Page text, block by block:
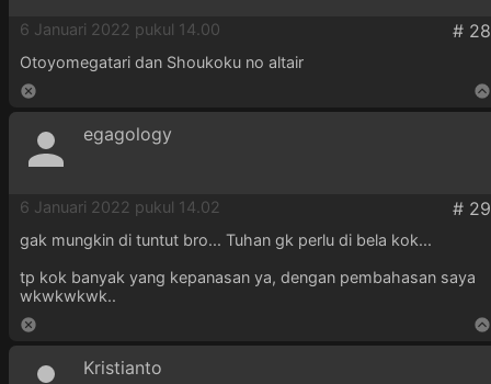
6 Januari 2022 pukul 14.00
Otoyomegatari dan Shoukoku no altair
egagology
6 Januari 2022 pukul 14.02
gak mungkin di tuntut bro... Tuhan gk perlu di bela kok...
tp kok banyak yang kepanasan ya, dengan pembahasan saya
wkwkwkwk..
Kristianto